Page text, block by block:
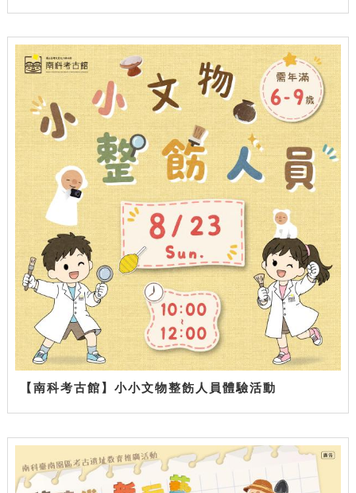
【南科考古館】小小文物整飭人員體驗活動